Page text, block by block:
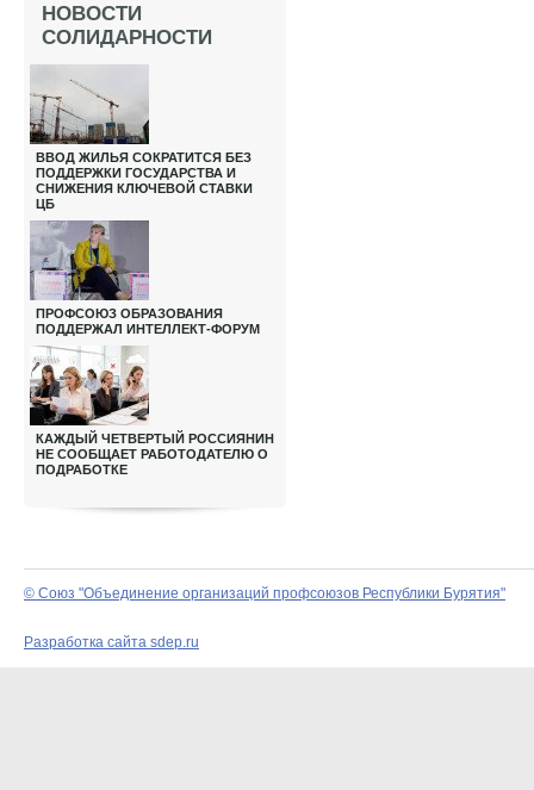
НОВОСТИ
СОЛИДАРНОСТИ
ВВОД ЖИЛЬЯ СОКРАТИТСЯ БЕЗ
ПОДДЕРЖКИ ГОСУДАРСТВА И
СНИЖЕНИЯ КЛЮЧЕВОЙ СТАВКИ
ЦБ
ПРОФСОЮЗ ОБРАЗОВАНИЯ
ПОДДЕРЖАЛ ИНТЕЛЛЕКТ-ФОРУМ
КАЖДЫЙ ЧЕТВЕРТЫЙ РОССИЯНИН
НЕ СООБЩАЕТ РАБОТОДАТЕЛЮ О
ПОДРАБОТКЕ
© Союз "Объединение организаций профсоюзов Республики Бурятия"
Разработка сайта sdep.ru